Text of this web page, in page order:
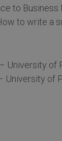
to Business
to write a
– University of
University of